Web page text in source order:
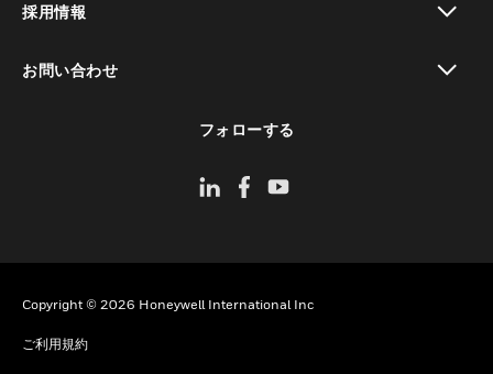
採用情報
お問い合わせ
フォローする
Copyright © 2026 Honeywell International Inc
ご利用規約